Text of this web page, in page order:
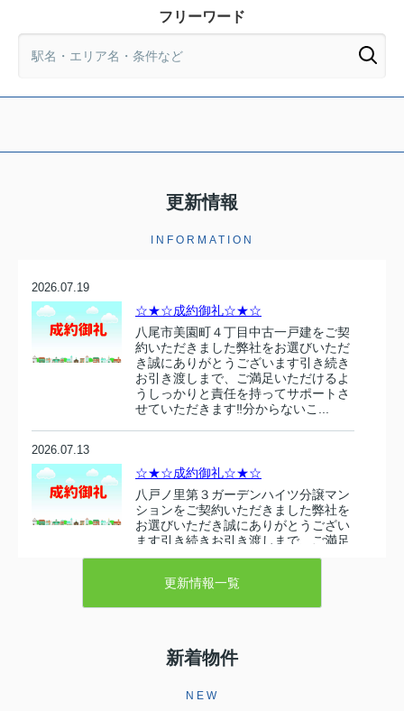
フリーワード
更新情報
INFORMATION
2026.07.19
☆★☆成約御礼☆★☆
八尾市美園町４丁目中古一戸建をご契
約いただきました弊社をお選びいただ
き誠にありがとうございます引き続き
お引き渡しまで、ご満足いただけるよ
うしっかりと責任を持ってサポートさ
せていただきます‼分からないこ...
2026.07.13
☆★☆成約御礼☆★☆
八戸ノ里第３ガーデンハイツ分譲マン
ションをご契約いただきました弊社を
お選びいただき誠にありがとうござい
ます引き続きお引き渡しまで、ご満足
いただけるようしっかりと責任を持っ
2026.07.10
東大阪市衣摺５丁目 売り土地をご契
ございます。お引き渡しまで、ご満足
更新情報一覧
新着物件
NEW